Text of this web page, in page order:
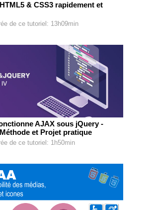
& CSS3 rapidement et
de ce tutoriel: 13h09min
AJAX sous jQuery -
et Projet pratique
de ce tutoriel: 1h50min